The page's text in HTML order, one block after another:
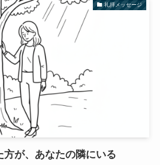
礼拝メッセージ
が、あなたの隣にいる